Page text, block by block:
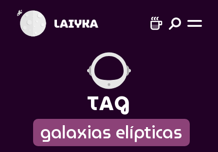
TAG
galaxias elípticas